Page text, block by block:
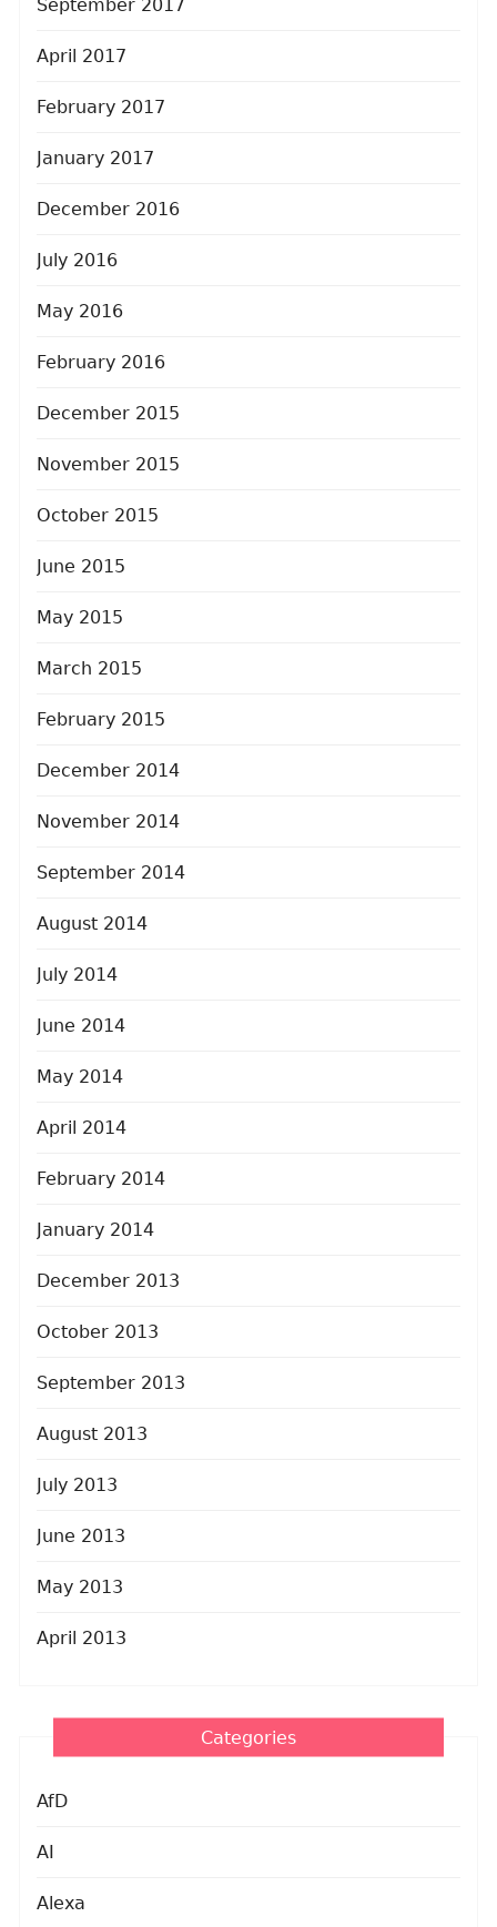
September 2017
April 2017
February 2017
January 2017
December 2016
July 2016
May 2016
February 2016
December 2015
November 2015
October 2015
June 2015
May 2015
March 2015
February 2015
December 2014
November 2014
September 2014
August 2014
July 2014
June 2014
May 2014
April 2014
February 2014
January 2014
December 2013
October 2013
September 2013
August 2013
July 2013
June 2013
May 2013
April 2013
Categories
AfD
AI
Alexa